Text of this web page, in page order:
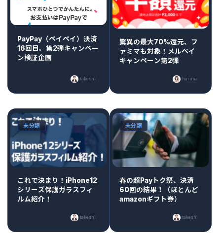
PayPay（ペイペイ）決済
16回目。第2弾キャンペー
ン検証企画
takeshi
驚異の最大70%還元、フ
ァミマも対象！メルペイ
キャンペーン第2弾
haruna
未分類
これで決まり！iPhone12
シリーズ保護ガラスフィ
ルム紹介！
takeshi
未分類
春の超Payトク祭、決済
60回の結果！（ほとんど
amazonギフト券）
takeshi